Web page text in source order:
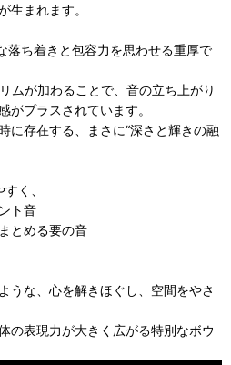
生まれます。
落ち着きと包容力を思わせる重厚で
ムが加わることで、音の立ち上がり
がプラスされています。
に存在する、まさに“深さと輝きの融
く、
ト音
とめる要の音
うな、心を解きほぐし、空間をやさ
の表現力が大きく広がる特別なボウ